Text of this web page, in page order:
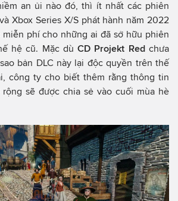
an ủi nào đó, thì ít nhất các phiên
Xbox Series X/S phát hành năm 2022
phí cho những ai đã sở hữu phiên
hệ cũ. Mặc dùCD Projekt Redchưa
bản DLC này lại độc quyền trên thế
công ty cho biết thêm rằng thông tin
sẽ được chia sẻ vào cuối mùa hè